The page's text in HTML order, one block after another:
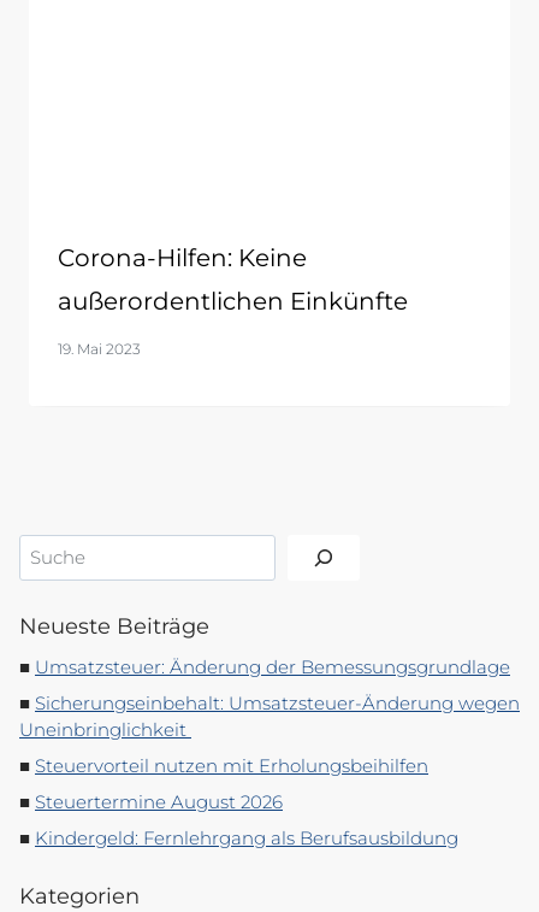
Corona-Hilfen: Keine
außerordentlichen Einkünfte
19. Mai 2023
Suchen
Neueste Beiträge
Umsatzsteuer: Änderung der Bemessungsgrundlage
Sicherungseinbehalt: Umsatzsteuer-Änderung wegen
Uneinbringlichkeit
Steuervorteil nutzen mit Erholungsbeihilfen
Steuertermine August 2026
Kindergeld: Fernlehrgang als Berufsausbildung
Kategorien